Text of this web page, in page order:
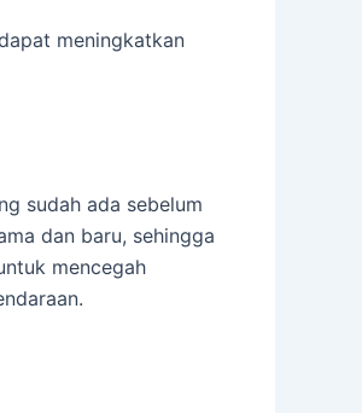
meningkatkan
sudah ada sebelum
dan baru, sehingga
mencegah